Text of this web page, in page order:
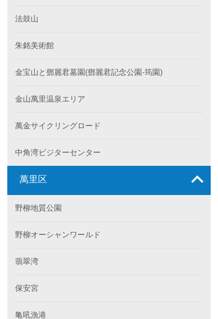
法鼓山
朱銘美術館
金宝山と鄧麗君墓園(鄧麗君記念公園-筠園)
金山萬里温泉エリア
萬金サイクリングロード
中角湾ビジターセンター
萬里区
野柳地質公園
野柳オーシャンワールド
翡翠湾
保安宮
亀吼漁港